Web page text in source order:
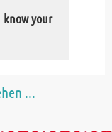
know your
...